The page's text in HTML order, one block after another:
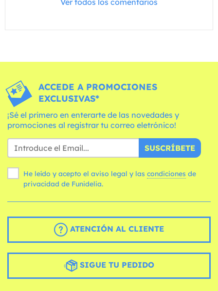
ACCEDE A PROMOCIONES
EXCLUSIVAS*
¡Sé el primero en enterarte de las novedades y
promociones al registrar tu correo eletrónico!
SUSCRÍBETE
He leído y acepto el aviso legal y las condiciones
privacidad de Funidelia.
ATENCIÓN AL CLIENTE
SIGUE TU PEDIDO